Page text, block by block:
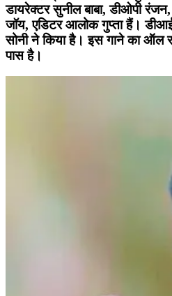
डायरेक्टर सुनील बाबा, डीओपी रंजन,
जॉय, एडिटर आलोक गुप्ता हैं।
सोनी ने किया है। इस गाने का ऑल
पास है।